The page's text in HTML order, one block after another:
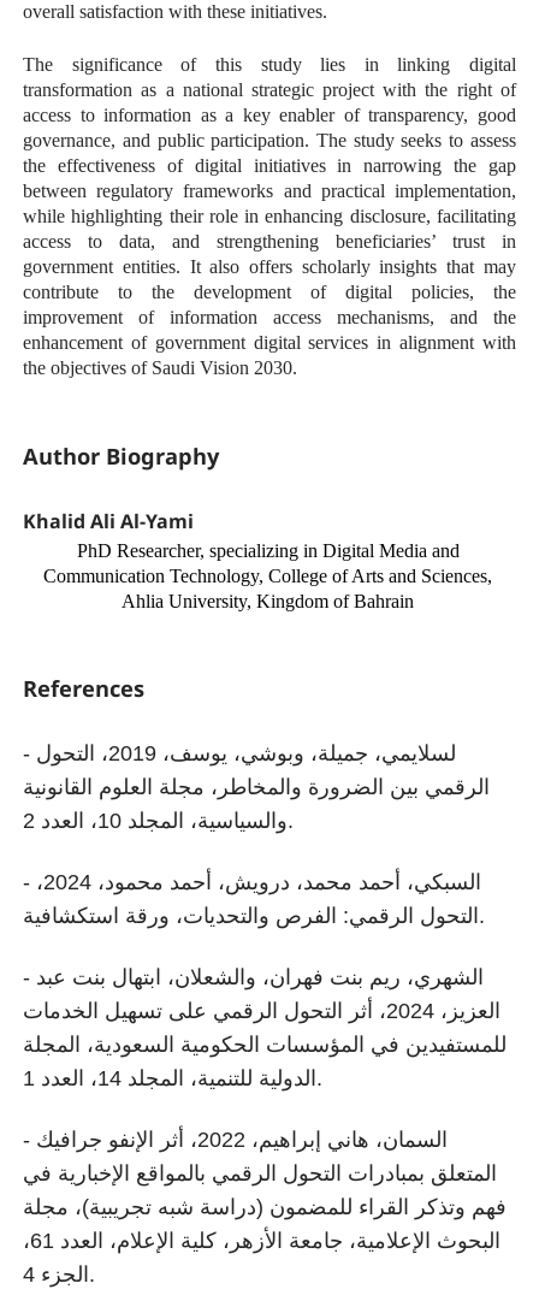
overall satisfaction with these initiatives.
The significance of this study lies in linking digital
transformation as a national strategic project with the right of
access to information as a key enabler of transparency, good
governance, and public participation. The study seeks to assess
the effectiveness of digital initiatives in narrowing the gap
between regulatory frameworks and practical implementation,
while highlighting their role in enhancing disclosure, facilitating
access to data, and strengthening beneficiaries’ trust in
government entities. It also offers scholarly insights that may
contribute to the development of digital policies, the
improvement of information access mechanisms, and the
enhancement of government digital services in alignment with
the objectives of Saudi Vision 2030.
Author Biography
Khalid Ali Al-Yami
PhD Researcher, specializing in Digital Media and
Communication Technology, College of Arts and Sciences,
Ahlia University, Kingdom of Bahrain
References
- لسلايمي، جميلة، وبوشي، يوسف، 2019، التحول
الرقمي بين الضرورة والمخاطر، مجلة العلوم القانونية
والسياسية، المجلد 10، العدد 2.
- السبكي، أحمد محمد، درويش، أحمد محمود، 2024،
التحول الرقمي: الفرص والتحديات، ورقة استكشافية.
- الشهري، ريم بنت فهران، والشعلان، ابتهال بنت عبد
العزيز، 2024، أثر التحول الرقمي على تسهيل الخدمات
للمستفيدين في المؤسسات الحكومية السعودية، المجلة
الدولية للتنمية، المجلد 14، العدد 1.
- السمان، هاني إبراهيم، 2022، أثر الإنفو جرافيك
المتعلق بمبادرات التحول الرقمي بالمواقع الإخبارية في
فهم وتذكر القراء للمضمون (دراسة شبه تجريبية)، مجلة
البحوث الإعلامية، جامعة الأزهر، كلية الإعلام، العدد 61،
الجزء 4.